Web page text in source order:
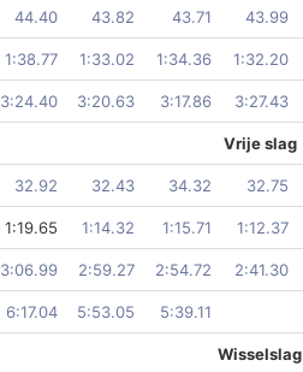
44.40 43.82 43.71 43.99
1:38.77 1:33.02 1:34.36 1:32.20
3:24.40 3:20.63 3:17.86 3:27.43
Vrije slag
32.92 32.43 34.32 32.75
1:19.65 1:14.32 1:15.71 1:12.37
3:06.99 2:59.27 2:54.72 2:41.30
6:17.04 5:53.05 5:39.11
Wisselslag